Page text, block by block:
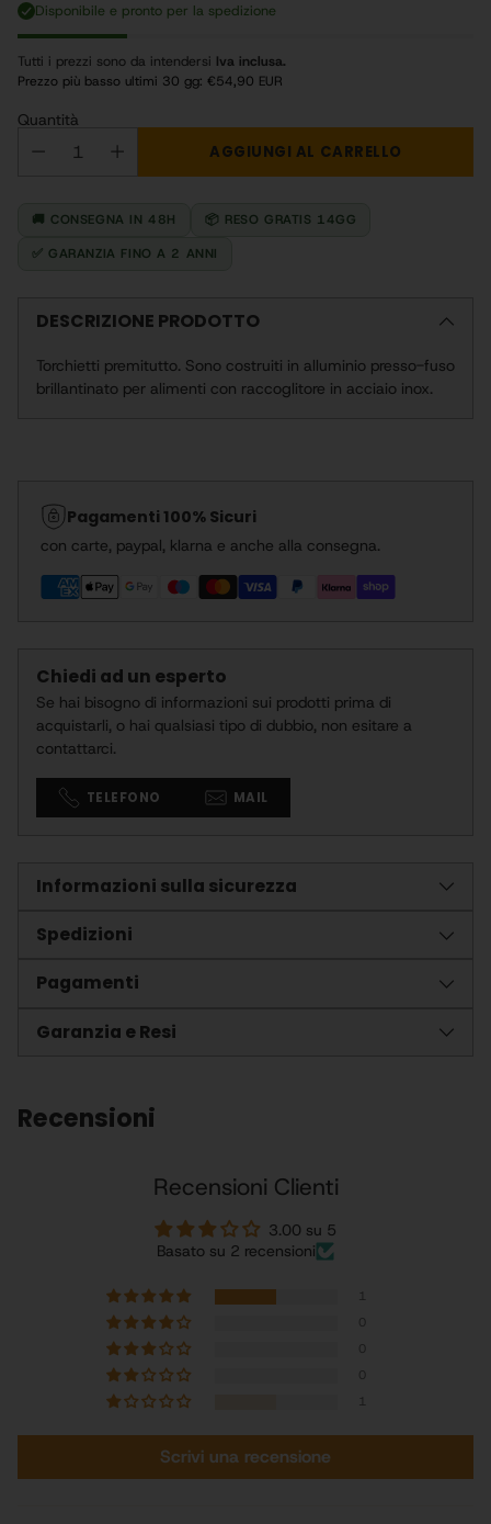
Disponibile e pronto per la spedizione
Tutti i prezzi sono da intendersi Iva inclusa.
Prezzo più basso ultimi 30 gg: €54,90 EUR
Quantità
AGGIUNGI AL CARRELLO
🚚 CONSEGNA IN 48H
📦 RESO GRATIS 14GG
✅ GARANZIA FINO A 2 ANNI
DESCRIZIONE PRODOTTO
Torchietti premitutto. Sono costruiti in alluminio presso-fuso
brillantinato per alimenti con raccoglitore in acciaio inox.
prodotto
carrello
Pagamenti 100% Sicuri
con carte, paypal, klarna e anche alla consegna.
Chiedi ad un esperto
Se hai bisogno di informazioni sui prodotti prima di
acquistarli, o hai qualsiasi tipo di dubbio, non esitare a
contattarci.
TELEFONO MAIL
Informazioni sulla sicurezza
Spedizioni
Pagamenti
Garanzia e Resi
Recensioni
Recensioni Clienti
3.00 su 5
Basato su 2 recensioni
1
0
0
0
1
Scrivi una recensione